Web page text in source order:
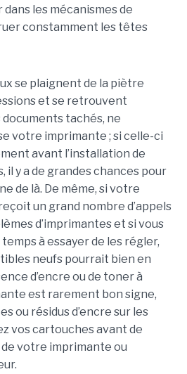
dans les mécanismes de
constamment les têtes
se plaignent de la piètre
et se retrouvent
tachés, ne
votre imprimante ; si celle-ci
avant l’installation de
il y a de grandes chances pour
de là. De même, si votre
un grand nombre d’appels
d’imprimantes et si vous
à essayer de les régler,
neufs pourrait bien en
d’encre ou de toner à
est rarement bon signe,
ou résidus d’encre sur les
vos cartouches avant de
votre imprimante ou